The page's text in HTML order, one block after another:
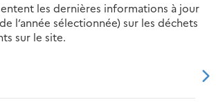
les dernières informations à jour
l’année sélectionnée) sur les déchets
sur le site.